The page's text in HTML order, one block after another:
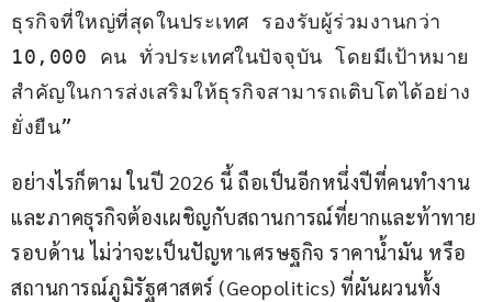
ธุรกิจที่ใหญ่ที่สุดในประเทศ รองรับผู้ร่วมงานกว่า
10,000 คน ทั่วประเทศในปัจจุบัน โดยมีเป้าหมาย
สำคัญในการส่งเสริมให้ธุรกิจสามารถเติบโตได้อย่าง
ยั่งยืน”
อย่างไรก็ตาม ในปี 2026 นี้ ถือเป็นอีกหนึ่งปีที่คนทำงาน
และภาคธุรกิจต้องเผชิญกับสถานการณ์ที่ยากและท้าทาย
รอบด้าน ไม่ว่าจะเป็นปัญหาเศรษฐกิจ ราคาน้ำมัน หรือ
สถานการณ์ภูมิรัฐศาสตร์ (Geopolitics) ที่ผันผวนทั้ง